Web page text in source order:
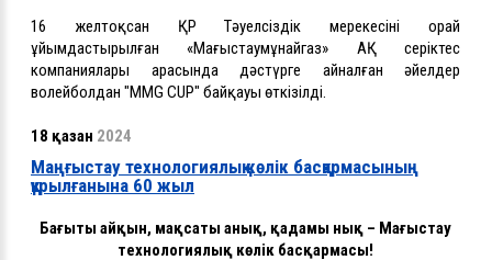
16 желтоқсан ҚР Тәуелсіздік мерекесіні орай
ұйымдастырылған «Маңғыстаумұнайгаз» АҚ серіктес
компаниялары арасында дәстүрге айналған әйелдер
волейболдан "MMG CUP" байқауы өткізілді.
18 қазан 2024
Маңғыстау технологиялық көлік басқармасының
құрылғанына 60 жыл
Бағыты айқын, мақсаты анық, қадамы нық – Маңғыстау
технологиялық көлік басқармасы!